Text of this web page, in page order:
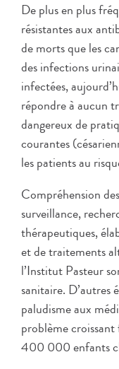
De plus en plus
résistantes aux
de morts que les
des infections
infectées,
répondre à aucun
dangereux de
courantes
les patients au
Compréhension
surveillance,
thérapeutiques,
et de traitements
l’Institut Pasteur
sanitaire. D’autres
paludisme aux
problème
400 000 enfants